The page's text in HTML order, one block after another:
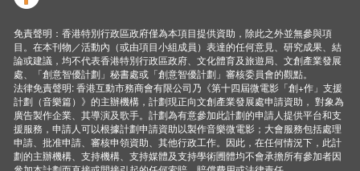
免責聲明：香港特別行政區政府僅為本項目提供資助，除此之外並無參與項
目。在本刊物／活動內（或由項目小組成員）表達的任何意見、研究成果、結
論或建議，均不代表香港特別行政區政府、文化體育及旅遊局、文創產業發展
處、「創意智優計劃」秘書處或「創意智優計劃」審核委員會的觀點。
法律免責聲明: 香港互動市務商會有限公司乃《第十四屆微電影「創+作」支援
計劃（音樂篇）》的主辦機構，計劃現正向文創產業發展處申請資助， 對象為
廣告製作企業、其導演及歌手。計劃為有意參加此計劃的申請人提供平台和支
援服務，申請人可以根據計劃申請資助以製作音樂微電影；大會服務包括處理
申請、批准申請、審核申領資助、其他行政工作。因此，在任何情況下，此計
劃的主辦機構、支持機構、支持媒體及支持學術圑體均不會承擔所有參加者因